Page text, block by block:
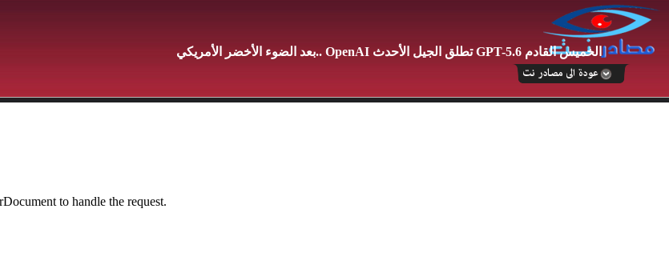
بعد الضوء الأخضر الأمريكي.. OpenAI تطلق الجيل الأحدث GPT-5.6 الخميس القادم